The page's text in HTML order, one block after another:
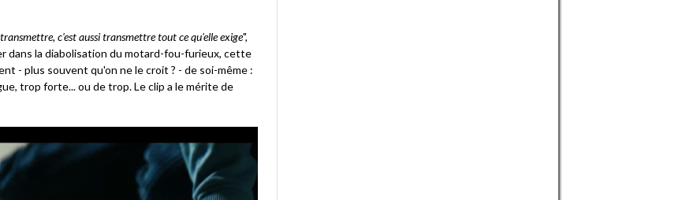
c'est aussi transmettre tout ce qu'elle exige",
dans la diabolisation du motard-fou-furieux, cette
- plus souvent qu'on ne le croit ? - de soi-même :
trop forte... ou de trop. Le clip a le mérite de